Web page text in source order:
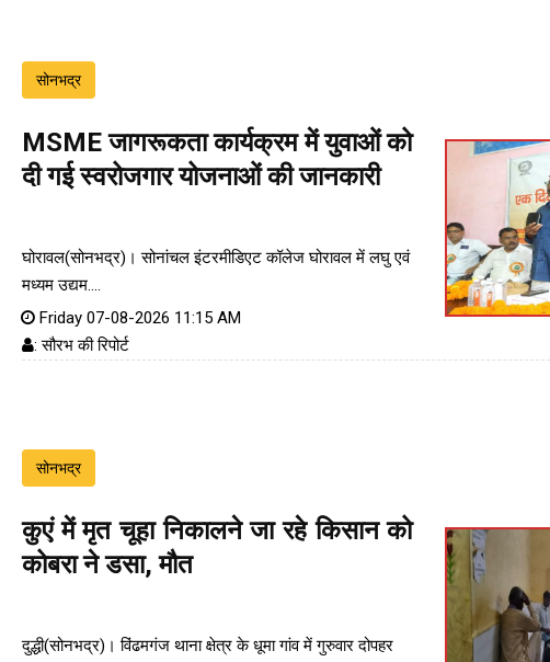
सोनभद्र
MSME जागरूकता कार्यक्रम में युवाओं को
दी गई स्वरोजगार योजनाओं की जानकारी
घोरावल(सोनभद्र)। सोनांचल इंटरमीडिएट कॉलेज घोरावल में लघु एवं
मध्यम उद्यम....
Friday 07-08-2026 11:15 AM
: सौरभ की रिपोर्ट
सोनभद्र
कुएं में मृत चूहा निकालने जा रहे किसान को
कोबरा ने डसा, मौत
दुद्धी(सोनभद्र)। विंढमगंज थाना क्षेत्र के धूमा गांव में गुरुवार दोपहर